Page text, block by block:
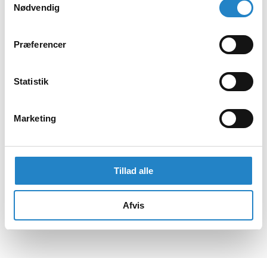
Nødvendig
Præferencer
Statistik
Marketing
Tillad alle
Afvis